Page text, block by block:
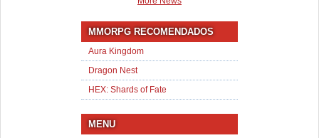
MMORPG RECOMENDADOS
Aura Kingdom
Dragon Nest
HEX: Shards of Fate
MENU